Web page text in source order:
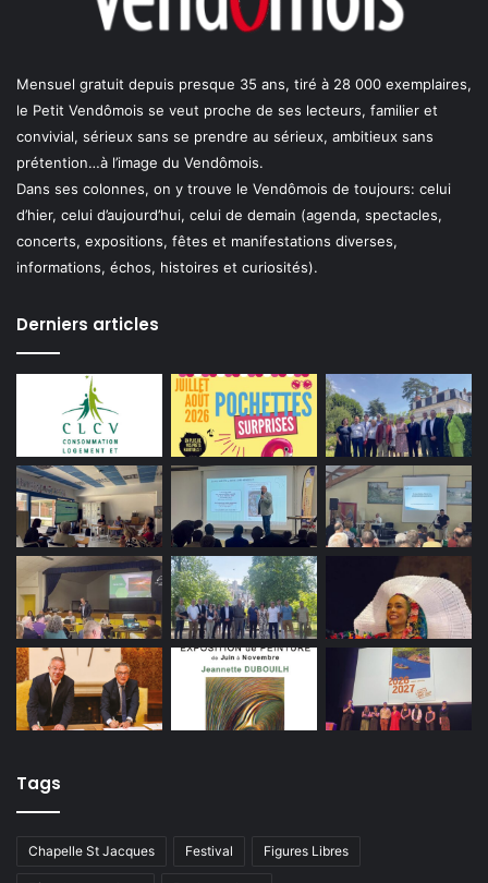
Mensuel gratuit depuis presque 35 ans, tiré à 28 000 exemplaires,
le Petit Vendômois se veut proche de ses lecteurs, familier et
convivial, sérieux sans se prendre au sérieux, ambitieux sans
prétention…à l’image du Vendômois.
Dans ses colonnes, on y trouve le Vendômois de toujours: celui
d’hier, celui d’aujourd’hui, celui de demain (agenda, spectacles,
concerts, expositions, fêtes et manifestations diverses,
informations, échos, histoires et curiosités).
Derniers articles
Tags
Chapelle St Jacques Festival Figures Libres